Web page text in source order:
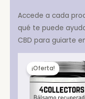
Accede a cada
qué te puede
CBD para guiarte
¡Oferta!